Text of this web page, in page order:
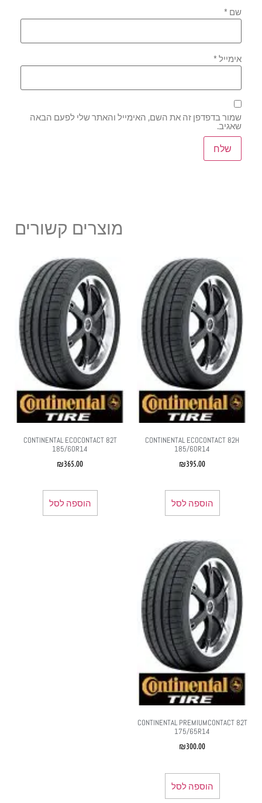
שם*
אימייל*
שמור בדפדפן זה את השם, האימייל והאתר שלי לפעם הבאה
שאגיב.
מוצרים קשורים
CONTINENTAL ECOCONTACT 82H
185/60R14
₪395.00
הוספה לסל
CONTINENTAL ECOCONTACT 82T
185/60R14
₪365.00
הוספה לסל
CONTINENTAL PREMIUMCONTACT 82T
175/65R14
₪300.00
הוספה לסל